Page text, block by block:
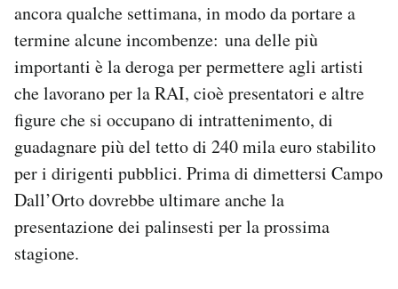
ancora qualche settimana, in modo da portare a
termine alcune incombenze: una delle più
importanti è la deroga per permettere agli artisti
che lavorano per la RAI, cioè presentatori e altre
figure che si occupano di intrattenimento, di
guadagnare più del tetto di 240 mila euro stabilito
per i dirigenti pubblici. Prima di dimettersi Campo
Dall’Orto dovrebbe ultimare anche la
presentazione dei palinsesti per la prossima
stagione.